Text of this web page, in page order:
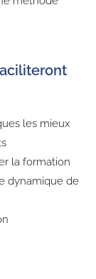
les mieux
la formation
dynamique de